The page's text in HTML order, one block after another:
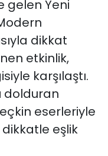
gelen Yeni
dikkat
etkinlik,
karşılaştı.
dolduran
eserleriyle
eşlik